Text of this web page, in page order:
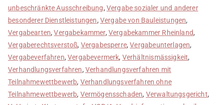
unbeschränkte Ausschreibung, Vergabe sozialer und anderer
besonderer Dienstleistungen, Vergabe von Bauleistungen,
Vergabearten,Vergabekammer, Vergabekammer Rheinland,
Vergaberechtsverstoß, Vergabesperre,Vergabeunterlagen,
Vergabeverfahren,Vergabevermerk, Verhältnismässigkeit,
Verhandlungsverfahren, Verhandlungsverfahren mit
Teilnahmewettbewerb, Verhandlungsverfahren ohne
Teilnahmewettbewerb, Vermögensschaden, Verwaltungsgericht,